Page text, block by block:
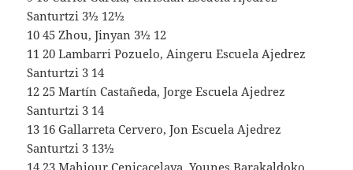
Santurtzi 3½ 12½
10 45 Zhou, Jinyan 3½ 12
11 20 Lambarri Pozuelo, Aingeru Escuela Ajedrez
Santurtzi 3 14
12 25 Martín Castañeda, Jorge Escuela Ajedrez
Santurtzi 3 14
13 16 Gallarreta Cervero, Jon Escuela Ajedrez
Santurtzi 3 13½